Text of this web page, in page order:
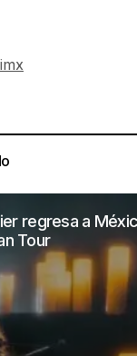
regresa a
Tour